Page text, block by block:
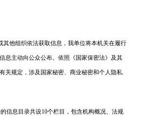
其他组织依法获取信息，我单位将本机关在履行
息主动向公众公布。依照《国家保密法》及其
关规定，涉及国家秘密、商业秘密和个人隐私
信息目录共设10个栏目，包含机构概况、法规